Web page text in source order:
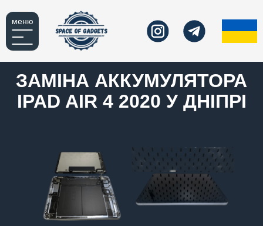
меню
ЗАМІНА АККУМУЛЯТОРА
IPAD AIR 4 2020 У ДНІПРІ